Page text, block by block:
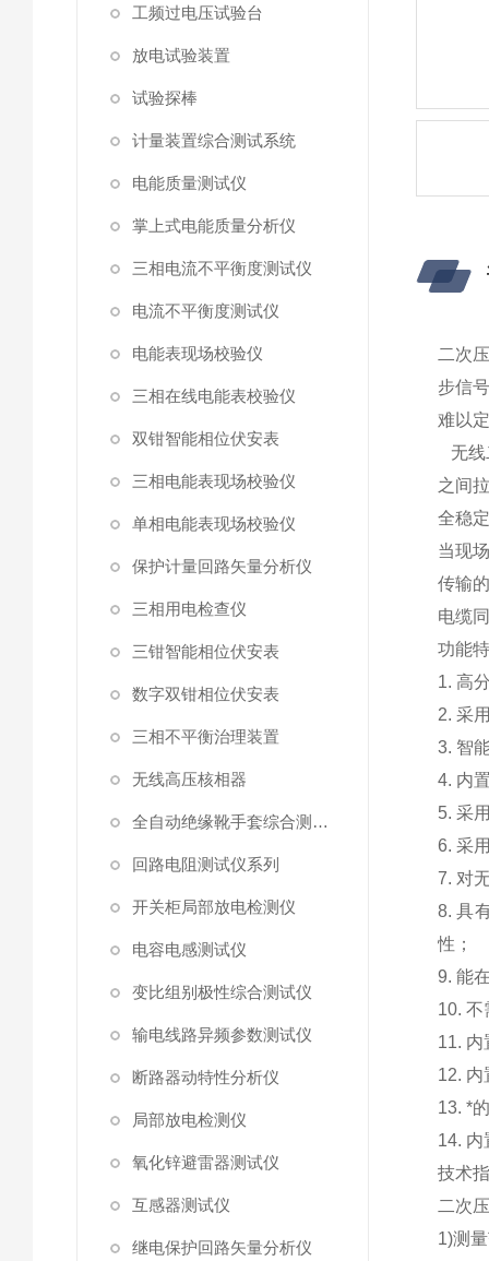
工频过电压试验台
放电试验装置
试验探棒
计量装置综合测试系统
电能质量测试仪
掌上式电能质量分析仪
三相电流不平衡度测试仪
电流不平衡度测试仪
电能表现场校验仪
三相在线电能表校验仪
双钳智能相位伏安表
三相电能表现场校验仪
单相电能表现场校验仪
保护计量回路矢量分析仪
三相用电检查仪
三钳智能相位伏安表
数字双钳相位伏安表
三相不平衡治理装置
无线高压核相器
全自动绝缘靴手套综合测试仪
回路电阻测试仪系列
开关柜局部放电检测仪
电容电感测试仪
变比组别极性综合测试仪
输电线路异频参数测试仪
断路器动特性分析仪
局部放电检测仪
氧化锌避雷器测试仪
互感器测试仪
继电保护回路矢量分析仪
二次
步信
难以
无线
之间
全稳
当现
传输
电缆
功能
1. 高
2. 采
3. 智
4. 内
5. 采
6. 采
7. 对
8. 具
性；
9. 能
10.
11.
12. 内
13. *
14. 内
技术
二次
1)测